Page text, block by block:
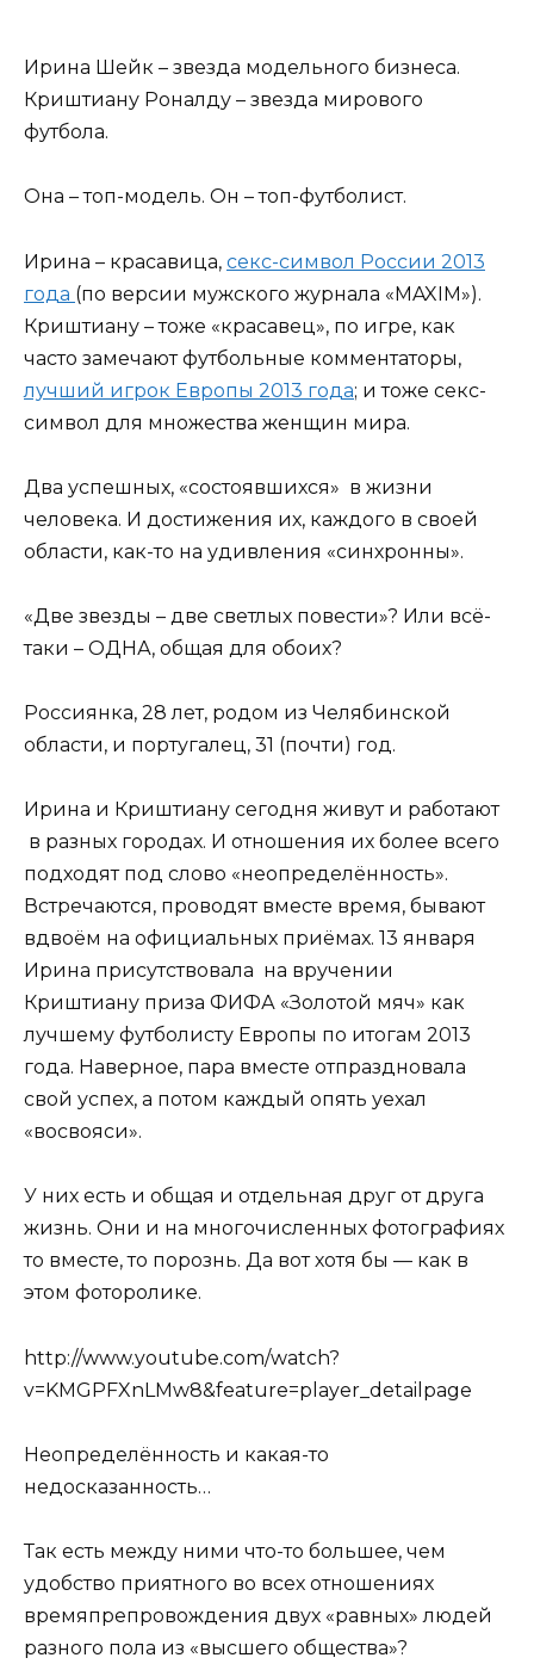
Ирина Шейк – звезда модельного бизнеса.
Криштиану Роналду – звезда мирового
футбола.
Она – топ-модель. Он – топ-футболист.
Ирина – красавица, секс-символ России 2013
года (по версии мужского журнала «MAXIM»).
Криштиану – тоже «красавец», по игре, как
часто замечают футбольные комментаторы,
лучший игрок Европы 2013 года; и тоже секс-
символ для множества женщин мира.
Два успешных, «состоявшихся» в жизни
человека. И достижения их, каждого в своей
области, как-то на удивления «синхронны».
«Две звезды – две светлых повести»? Или всё-
таки – ОДНА, общая для обоих?
Россиянка, 28 лет, родом из Челябинской
области, и португалец, 31 (почти) год.
Ирина и Криштиану сегодня живут и работают
в разных городах. И отношения их более всего
подходят под слово «неопределённость».
Встречаются, проводят вместе время, бывают
вдвоём на официальных приёмах. 13 января
Ирина присутствовала на вручении
Криштиану приза ФИФА «Золотой мяч» как
лучшему футболисту Европы по итогам 2013
года. Наверное, пара вместе отпраздновала
свой успех, а потом каждый опять уехал
«восвояси».
У них есть и общая и отдельная друг от друга
жизнь. Они и на многочисленных фотографиях
то вместе, то порознь. Да вот хотя бы — как в
этом фоторолике.
http://www.youtube.com/watch?
v=KMGPFXnLMw8&feature=player_detailpage
Неопределённость и какая-то
недосказанность…
Так есть между ними что-то большее, чем
удобство приятного во всех отношениях
времяпрепровождения двух «равных» людей
разного пола из «высшего общества»?